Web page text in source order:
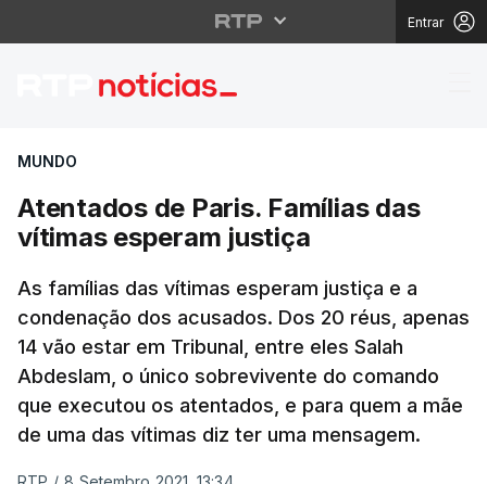
Entrar
Atentados de Paris.
MUNDO
Atentados de Paris. Famílias das
vítimas esperam justiça
As famílias das vítimas esperam justiça e a
condenação dos acusados. Dos 20 réus, apenas
14 vão estar em Tribunal, entre eles Salah
Abdeslam, o único sobrevivente do comando
que executou os atentados, e para quem a mãe
de uma das vítimas diz ter uma mensagem.